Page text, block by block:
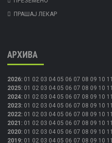
ПРАШАЈ ЛЕКАР
АРХИВА
2026: 01 02 03 04 05 06 07 08 09 10 11
2025: 01 02 03 04 05 06 07 08 09 10 11
2024: 01 02 03 04 05 06 07 08 09 10 11
2023: 01 02 03 04 05 06 07 08 09 10 11
2022: 01 02 03 04 05 06 07 08 09 10 11
2021 : 01 02 03 04 05 06 07 08 09 10 11
2020: 01 02 03 04 05 06 07 08 09 10 11
2019: 01 02 03 04 05 06 07 08 09 10 11